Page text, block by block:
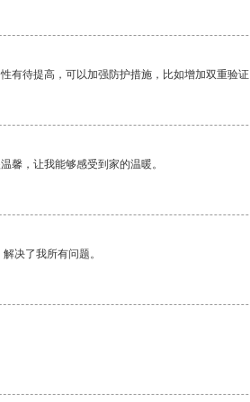
有待提高，可以加强防护措施，比如增加双重验
馨，让我能够感受到家的温暖。
决了我所有问题。